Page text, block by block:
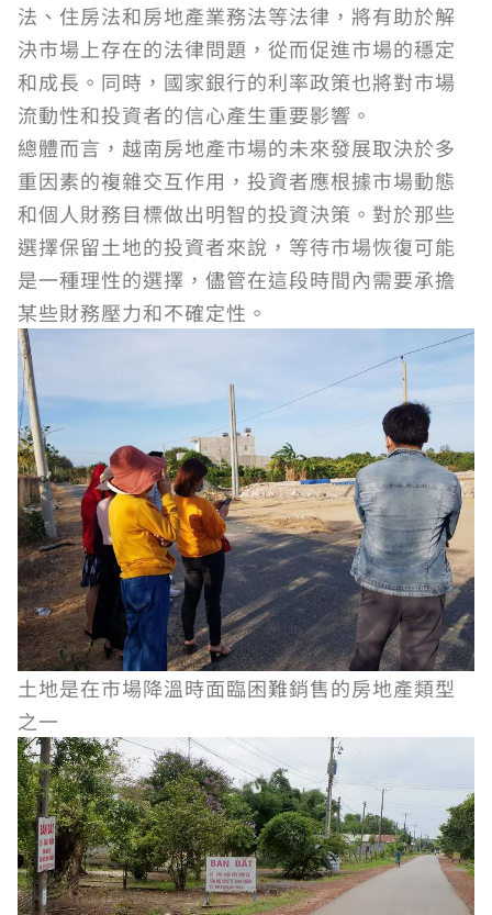
法、住房法和房地產業務法等法律，將有助於解
決市場上存在的法律問題，從而促進市場的穩定
和成長。同時，國家銀行的利率政策也將對市場
流動性和投資者的信心產生重要影響。
總體而言，越南房地產市場的未來發展取決於多
重因素的複雜交互作用，投資者應根據市場動態
和個人財務目標做出明智的投資決策。對於那些
選擇保留土地的投資者來說，等待市場恢復可能
是一種理性的選擇，儘管在這段時間內需要承擔
某些財務壓力和不確定性。
土地是在市場降溫時面臨困難銷售的房地產類型
之一